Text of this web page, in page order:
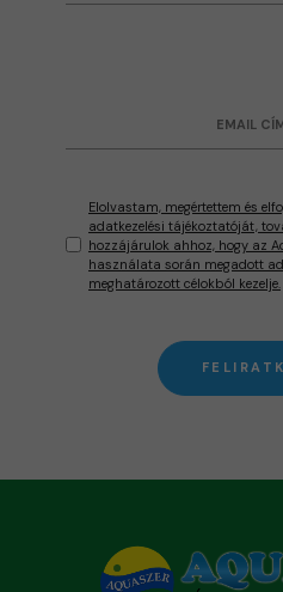
Elolvastam, megértettem és
adatkezelési tájékoztatóját,
hozzájárulok ahhoz, hogy az
használata során megadott
meghatározott célokból kezelje.